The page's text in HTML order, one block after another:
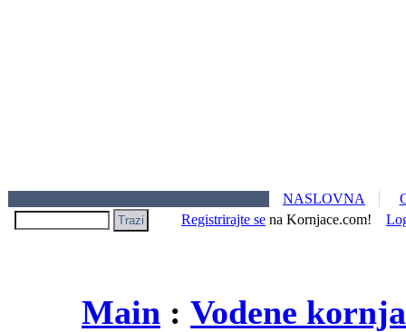
NASLOVNA
Registrirajte se na Kornjace.com!
Main : Vodene